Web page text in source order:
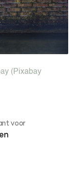
(Pixabay
voor